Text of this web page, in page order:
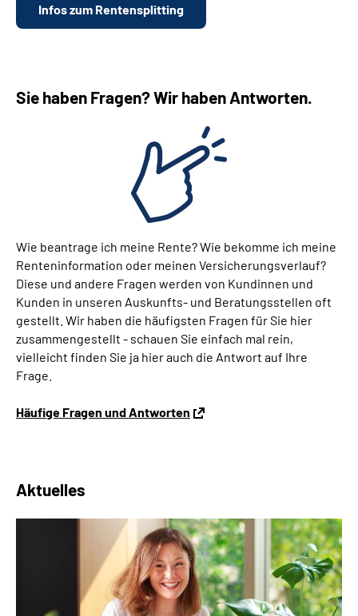
Infos zum Rentensplitting
Sie haben Fragen? Wir haben Antworten.
Wie beantrage ich meine Rente? Wie bekomme ich meine
Renteninformation oder meinen Versicherungsverlauf?
Diese und andere Fragen werden von Kundinnen und
Kunden in unseren Auskunfts- und Beratungsstellen oft
gestellt. Wir haben die häufigsten Fragen für Sie hier
zusammengestellt - schauen Sie einfach mal rein,
vielleicht finden Sie ja hier auch die Antwort auf Ihre
Frage.
Häufige Fragen und Antworten
Aktuelles